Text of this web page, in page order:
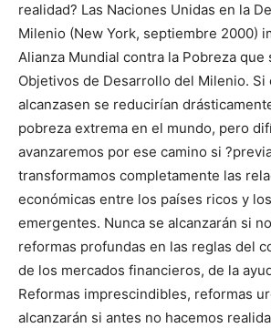
realidad? Las Naciones Unidas en la
Milenio (New York, septiembre 2000)
Alianza Mundial contra la Pobreza
Objetivos de Desarrollo del Milenio. Si
alcanzasen se reducirían
pobreza extrema en el mundo, pero
avanzaremos por ese camino si
transformamos completamente las
económicas entre los países ricos y
emergentes. Nunca se alcanzarán si
reformas profundas en las reglas del
de los mercados financieros, de la
Reformas imprescindibles, reformas
alcanzarán si antes no hacemos